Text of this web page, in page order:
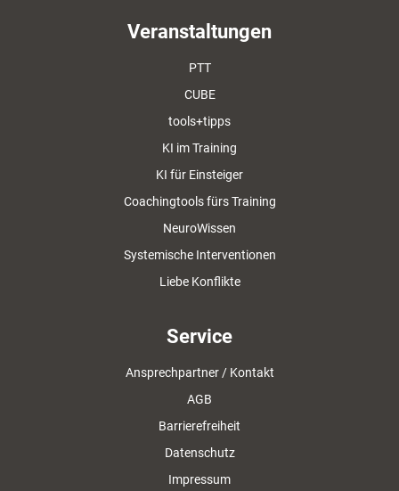
Veranstaltungen
PTT
CUBE
tools+tipps
KI im Training
KI für Einsteiger
Coachingtools fürs Training
NeuroWissen
Systemische Interventionen
Liebe Konflikte
Service
Ansprechpartner / Kontakt
AGB
Barrierefreiheit
Datenschutz
Impressum